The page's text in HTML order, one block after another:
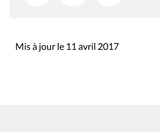
Mis à jour le 11 avril 2017